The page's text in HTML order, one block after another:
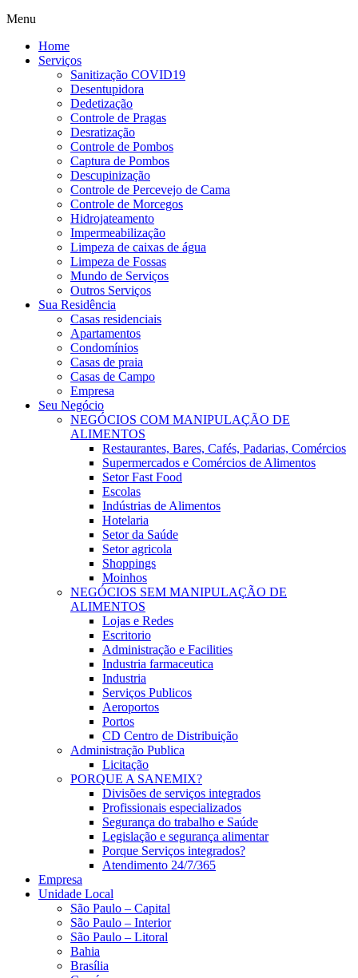
Menu
Home
Serviços
Sanitização COVID19
Desentupidora
Dedetização
Controle de Pragas
Desratização
Controle de Pombos
Captura de Pombos
Descupinização
Controle de Percevejo de Cama
Controle de Morcegos
Hidrojateamento
Impermeabilização
Limpeza de caixas de água
Limpeza de Fossas
Mundo de Serviços
Outros Serviços
Sua Residência
Casas residenciais
Apartamentos
Condomínios
Casas de praia
Casas de Campo
Empresa
Seu Negócio
NEGÓCIOS COM MANIPULAÇÃO DE
ALIMENTOS
Restaurantes, Bares, Cafés, Padarias, Comércios
Supermercados e Comércios de Alimentos
Setor Fast Food
Escolas
Indústrias de Alimentos
Hotelaria
Setor da Saúde
Setor agricola
Shoppings
Moinhos
NEGÓCIOS SEM MANIPULAÇÃO DE
ALIMENTOS
Lojas e Redes
Escritorio
Administração e Facilities
Industria farmaceutica
Industria
Serviços Publicos
Aeroportos
Portos
CD Centro de Distribuição
Administração Publica
Licitação
PORQUE A SANEMIX?
Divisões de serviços integrados
Profissionais especializados
Segurança do trabalho e Saúde
Legislação e segurança alimentar
Porque Serviços integrados?
Atendimento 24/7/365
Empresa
Unidade Local
São Paulo – Capital
São Paulo – Interior
São Paulo – Litoral
Bahia
Brasília